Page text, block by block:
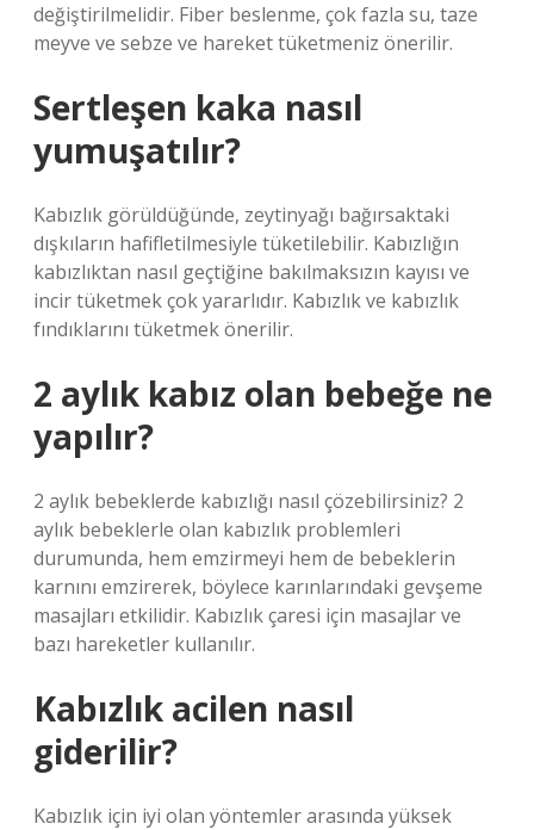
değiştirilmelidir. Fiber beslenme, çok fazla su, taze
meyve ve sebze ve hareket tüketmeniz önerilir.
Sertleşen kaka nasıl
yumuşatılır?
Kabızlık görüldüğünde, zeytinyağı bağırsaktaki
dışkıların hafifletilmesiyle tüketilebilir. Kabızlığın
kabızlıktan nasıl geçtiğine bakılmaksızın kayısı ve
incir tüketmek çok yararlıdır. Kabızlık ve kabızlık
fındıklarını tüketmek önerilir.
2 aylık kabız olan bebeğe ne
yapılır?
2 aylık bebeklerde kabızlığı nasıl çözebilirsiniz? 2
aylık bebeklerle olan kabızlık problemleri
durumunda, hem emzirmeyi hem de bebeklerin
karnını emzirerek, böylece karınlarındaki gevşeme
masajları etkilidir. Kabızlık çaresi için masajlar ve
bazı hareketler kullanılır.
Kabızlık acilen nasıl
giderilir?
Kabızlık için iyi olan yöntemler arasında yüksek